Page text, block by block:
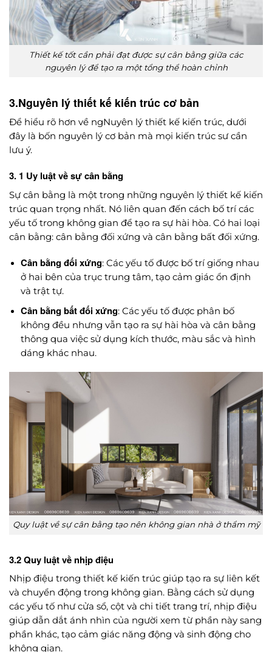
Thiết kế tốt cần phải đạt được sự cân bằng giữa các
nguyên lý để tạo ra một tổng thể hoàn chỉnh
3.Nguyên lý thiết kế kiến trúc cơ bản
Để hiểu rõ hơn về ngNuyên lý thiết kế kiến trúc, dưới
đây là bốn nguyên lý cơ bản mà mọi kiến trúc sư cần
lưu ý.
3. 1 Uy luật về sự cân bằng
Sự cân bằng là một trong những nguyên lý thiết kế kiến
trúc quan trọng nhất. Nó liên quan đến cách bố trí các
yếu tố trong không gian để tạo ra sự hài hòa. Có hai loại
cân bằng: cân bằng đối xứng và cân bằng bất đối xứng.
Cân bằng đối xứng: Các yếu tố được bố trí giống nhau
ở hai bên của trục trung tâm, tạo cảm giác ổn định
và trật tự.
Cân bằng bất đối xứng: Các yếu tố được phân bố
không đều nhưng vẫn tạo ra sự hài hòa và cân bằng
thông qua việc sử dụng kích thước, màu sắc và hình
dáng khác nhau.
Quy luật về sự cân bằng tạo nên không gian nhà ở thẩm mỹ
3.2 Quy luật về nhịp điệu
Nhịp điệu trong thiết kế kiến trúc giúp tạo ra sự liên kết
và chuyển động trong không gian. Bằng cách sử dụng
các yếu tố như cửa sổ, cột và chi tiết trang trí, nhịp điệu
giúp dẫn dắt ánh nhìn của người xem từ phần này sang
phần khác, tạo cảm giác năng động và sinh động cho
không gian.